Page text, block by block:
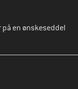
en ønskeseddel